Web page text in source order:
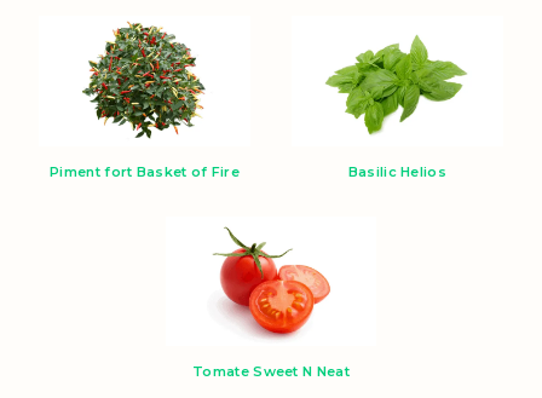
Piment fort Basket of Fire Basilic Helios
Tomate Sweet N Neat